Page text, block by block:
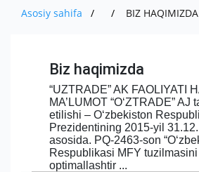
O'ZBEKISTONDA ISHLAB
QISHLOQ XO ' JALIGI
MUHIM FAKTLAR
KOMPANIYANING ICHKI
HISOBOTLAR
IMPORT
AUTSORSING
TENDERLAR
EKSPORT
PRESS
KO'RGAZMALAR
YANGILIKLAR ARXIVI
YUR-JIS. SHAXSLAR MUROJAATI
SO'ROVNOMA
E'LONLAR
Asosiy sahifa BIZ HAQIMIZDA
Biz haqimizda
“UZTRADE” AK FAOLIYATI
MA’LUMOT “O‘ZTRADE” AJ
etilishi – O‘zbekiston
Prezidentining 2015-yil
asosida. PQ-2463-son
Respublikasi MFY tuzilmasini
optimallashtir ...